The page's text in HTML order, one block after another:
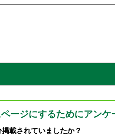
ージにするためにアンケ
載されていましたか？